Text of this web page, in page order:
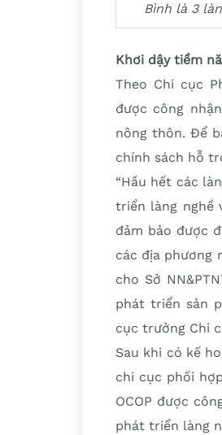
Bình là 3
Khơi dậy tiềm
Theo Chi cục
được công
nông thôn. Để
chính sách hỗ
“Hầu hết các
triển làng nghề
đảm bảo được
các địa phương
cho Sở
phát triển sản
cục trưởng Chi
Sau khi có kế
chi cục phối
OCOP được
phát triển làng